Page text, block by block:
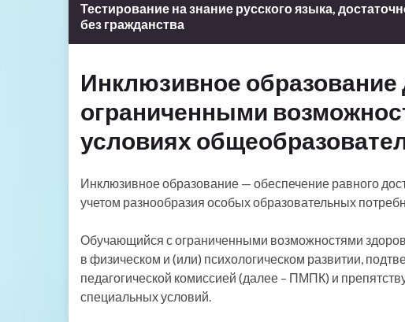
Тестирование на знание русского языка,
без гражданства
Инклюзивное образование
ограниченными
условиях
Инклюзивное образование — обеспечение равного
учетом разнообразия особых образовательных
Обучающийся с ограниченными возможностями
в физическом и (или) психологическом развитии,
педагогической комиссией (далее – ПМПК) и
специальных условий.